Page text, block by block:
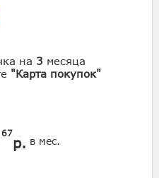
на 3 месяца
"Карта покупок"
67
р. в мес.